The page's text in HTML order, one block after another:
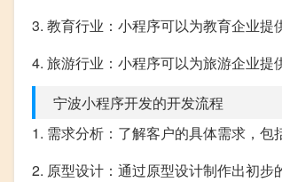
3. 教育行业：小程序可以为教育企业提
4. 旅游行业：小程序可以为旅游企业提
宁波小程序开发的开发流程
1. 需求分析：了解客户的具体需求，包
2. 原型设计：通过原型设计制作出初步